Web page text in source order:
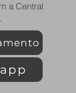
a Central